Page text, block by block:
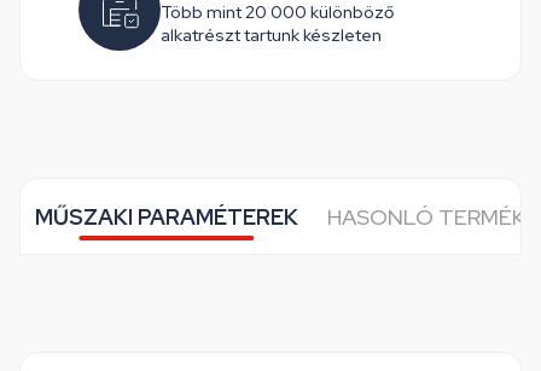
Több mint 20 000 különböző
alkatrészt tartunk készleten
MŰSZAKI PARAMÉTEREK HASONLÓ